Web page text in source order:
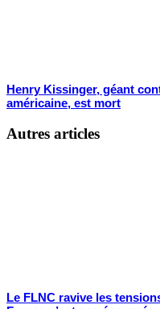
Henry Kissinger, géant
américaine, est mort
Autres articles
Le FLNC ravive les